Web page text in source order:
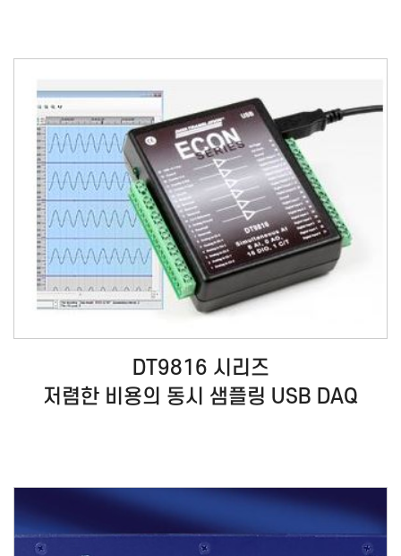
DT9816 시리즈
저렴한 비용의 동시 샘플링 USB DAQ